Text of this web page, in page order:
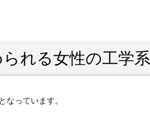
れる女性の工学
っています。